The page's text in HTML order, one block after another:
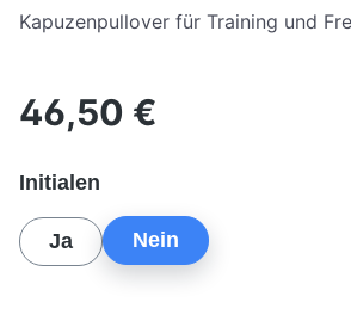
Kapuzenpullover für Training und
Regulärer Preis:
46,50 €
Initialen
Ja Nein